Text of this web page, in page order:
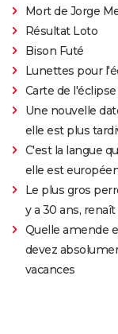
Mort de Jorge
Résultat Loto
Bison Futé
Lunettes pour
Carte de
Une nouvelle
elle est plus
C'est la langue
elle est
Le plus gros
y a 30 ans,
Quelle amende
devez
vacances